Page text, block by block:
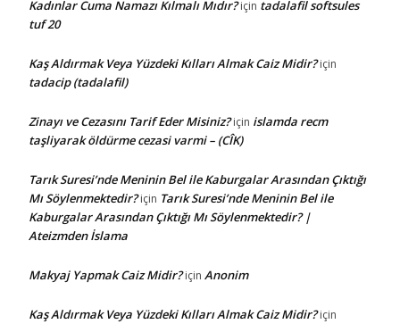
Kadınlar Cuma Namazı Kılmalı Mıdır?için tadalafil softsules
tuf 20
Kaş Aldırmak Veya Yüzdeki Kılları Almak Caiz Midir?için
tadacip (tadalafil)
Zinayı ve Cezasını Tarif Eder Misiniz?için islamda recm
taşliyarak öldürme cezasi varmi – (CÎK)
Tarık Suresi’nde Meninin Bel ile Kaburgalar Arasından Çıktığı
Mı Söylenmektedir?için Tarık Suresi’nde Meninin Bel ile
Kaburgalar Arasından Çıktığı Mı Söylenmektedir? |
Ateizmden İslama
Makyaj Yapmak Caiz Midir?için Anonim
Kaş Aldırmak Veya Yüzdeki Kılları Almak Caiz Midir?için